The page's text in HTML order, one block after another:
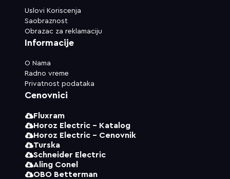
Uslovi Koriscenja
Saobraznost
Obrazac za reklamaciju
Informacije
O Nama
Radno vreme
Privatnost podataka
Cenovnici
Fluxram
Horoz Electric - Katalog
Horoz Electric - Cenovnik
Turska
Schneider Electric
Aling Conel
OBO Betterman